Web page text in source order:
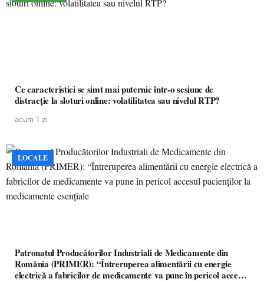
Ce caracteristici se simt mai puternic într-o sesiune de
distracție la sloturi online: volatilitatea sau nivelul RTP?
acum 1 zi
LOCALE
Patronatul Producătorilor Industriali de Medicamente din
România (PRIMER): “Întreruperea alimentării cu energie
electrică a fabricilor de medicamente va pune în pericol accesul